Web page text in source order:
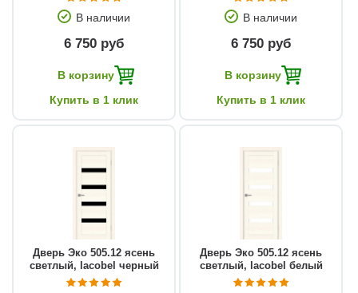
В наличии
6 750 руб
В корзину
Купить в 1 клик
В наличии
6 750 руб
В корзину
Купить в 1 клик
Дверь Эко 505.12 ясень
светлый, lacobel черный
Дверь Эко 505.12 ясень
светлый, lacobel белый